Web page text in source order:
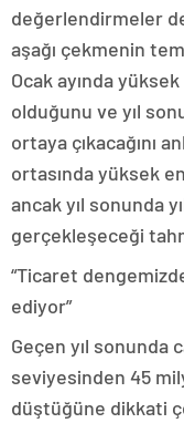
değerlendirmeler
aşağı çekmenin
Ocak ayında
olduğunu ve yıl
ortaya çıkacağını
ortasında yüksek
ancak yıl sonunda
gerçekleşeceği
“Ticaret
ediyor”
Geçen yıl sonunda
seviyesinden 45
düştüğüne dikkati